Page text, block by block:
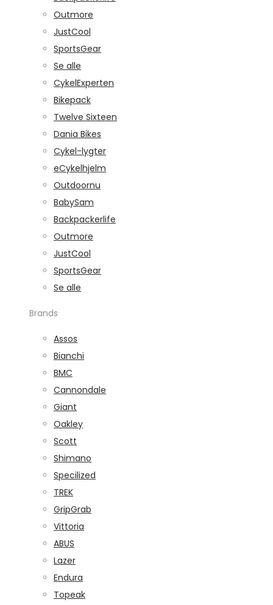
Outmore
JustCool
SportsGear
Se alle
CykelExperten
Bikepack
Twelve Sixteen
Dania Bikes
Cykel-lygter
eCykelhjelm
Outdoornu
BabySam
Backpackerlife
Outmore
JustCool
SportsGear
Se alle
Brands
Assos
Bianchi
BMC
Cannondale
Giant
Oakley
Scott
Shimano
Specilized
TREK
GripGrab
Vittoria
ABUS
Lazer
Endura
Topeak